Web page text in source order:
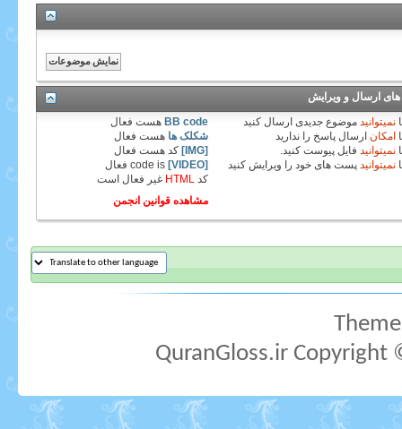
ارسال و ویرایش
نمیتوانید موضوع جدیدی ارسال کنید
امکان ارسال پاسخ را ندارید
نمیتوانید فایل پیوست کنید.
نمیتوانید پست های خود را ویرایش کنید
BB code هست فعال
شکلک ها هست فعال
[IMG]
کد هست فعال
[VIDEO]
code is
فعال
کدHTML غیر فعال است
مشاهده قوانین انجمن
QuranGloss.ir Copyright